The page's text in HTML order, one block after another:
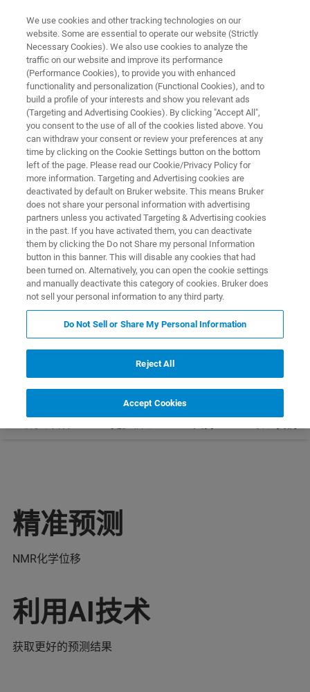
NMR 软件
Mnova Predict
从化学结构准确预测1H和13C NMR波谱
精准预测
NMR化学位移
利用AI技术
获取更好的预测结果
We use cookies and other tracking technologies on our
website. Some are essential to operate our website (Strictly
Necessary Cookies). We also use cookies to analyze the
traffic on our website and improve its performance
(Performance Cookies), to provide you with enhanced
functionality and personalization (Functional Cookies), and to
build a profile of your interests and show you relevant ads
(Targeting and Advertising Cookies). By clicking "Accept All",
you consent to the use of all of the cookies listed above. You
can withdraw your consent or review your preferences at any
time by clicking on the Cookie Settings button on the bottom
left of the page. Please read our Cookie/Privacy Policy for
more information. Targeting and Advertising cookies are
deactivated by default on Bruker website. This means Bruker
does not share your personal information with advertising
partners unless you activated Targeting & Advertising cookies
in the past. If you have activated them, you can deactivate
them by clicking the Do not Share my personal Information
button in this banner. This will disable any cookies that had
been turned on. Alternatively, you can open the cookie settings
and manually deactivate this category of cookies. Bruker does
not sell your personal information to any third party.
Do Not Sell or Share My Personal Information
Reject All
Accept Cookies